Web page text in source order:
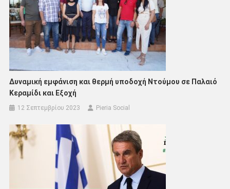
Δυναμική εμφάνιση και θερμή υποδοχή Ντούμου σε Παλαιό
Κεραμίδι και Εξοχή
12 Σεπτεμβρίου 2023 Pieria Social